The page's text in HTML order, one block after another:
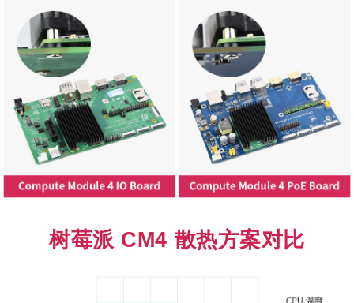
树莓派 CM4 散热方案对比